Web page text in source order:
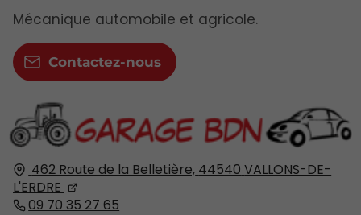
462 Route de la Belletière, 44540 VALLONS-DE-
L'ERDRE
09 70 35 27 65
Mécanique automobile et agricole.
Contactez-nous